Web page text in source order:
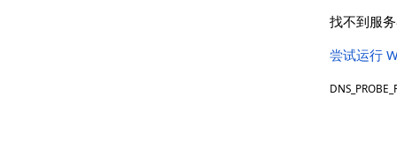
找不到服
尝试运行